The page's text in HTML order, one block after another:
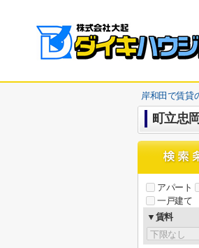
岸和田で賃貸
町立忠
アパート
一戸建て
▼賃料